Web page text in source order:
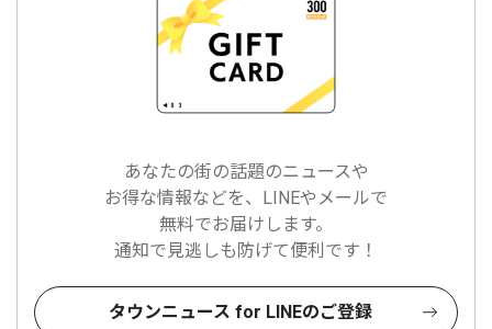
あなたの街の話題のニュースや
お得な情報などを、LINEやメールで
無料でお届けします。
通知で見逃しも防げて便利です！
タウンニュース for LINEのご登録